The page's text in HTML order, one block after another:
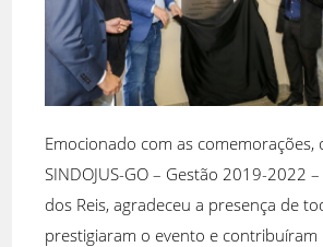
Emocionado com as comemorações,
SINDOJUS-GO – Gestão 2019-2022
dos Reis, agradeceu a presença de
prestigiaram o evento e contribuíram